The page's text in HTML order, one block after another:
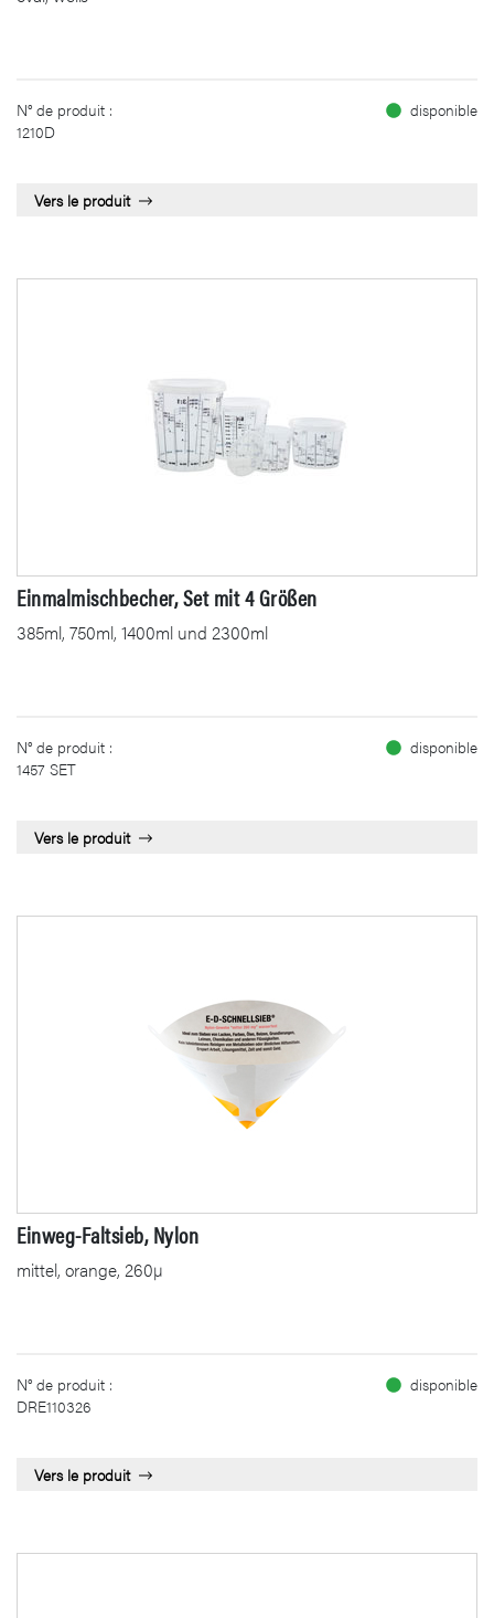
N° de produit :
1210D
disponible
Vers le produit
Einmalmischbecher, Set mit 4 Größen
385ml, 750ml, 1400ml und 2300ml
N° de produit :
1457 SET
disponible
Vers le produit
Einweg-Faltsieb, Nylon
mittel, orange, 260µ
N° de produit :
DRE110326
disponible
Vers le produit